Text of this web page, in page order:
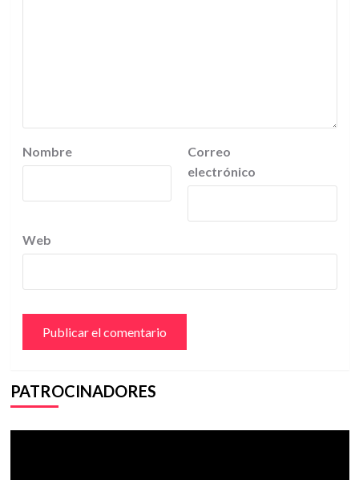
Nombre
Correo
electrónico
Web
PATROCINADORES